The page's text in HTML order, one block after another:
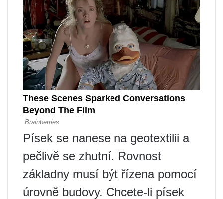
Písek se nanese na geotextilii a
pečlivě se zhutní. Rovnost
základny musí být řízena pomocí
úrovně budovy. Chcete-li písek